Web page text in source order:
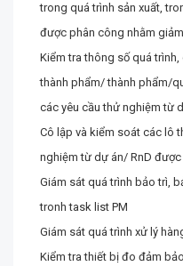
trong quá trình sản xuất,
được phân công nhằm
Kiểm tra thông số quá
thành phẩm/ thành phẩm/
các yêu cầu thử nghiệm từ
Cô lập và kiểm soát các lô
nghiệm từ dự án/ RnD
Giám sát quá trình bảo trì,
tronh task list PM
Giám sát quá trình xử lý
Kiểm tra thiết bị đo đảm